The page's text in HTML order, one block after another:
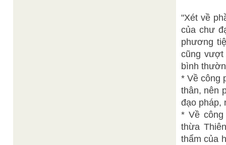
"Xét về
của chư
phương
cũng vượt
bình
* Về công
thân, nên
đạo pháp,
* Về
thừa
thẩm của